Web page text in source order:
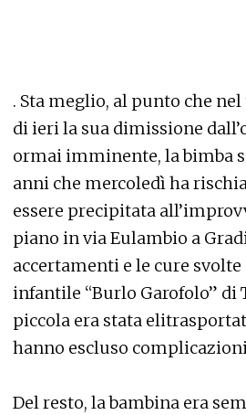
. Sta meglio, al punto che
di ieri la sua dimissione
ormai imminente, la bimba
anni che mercoledì ha
essere precipitata
piano in via Eulambio a
accertamenti e le cure
infantile “Burlo Garofolo” di
piccola era stata
hanno escluso
Del resto, la bambina era